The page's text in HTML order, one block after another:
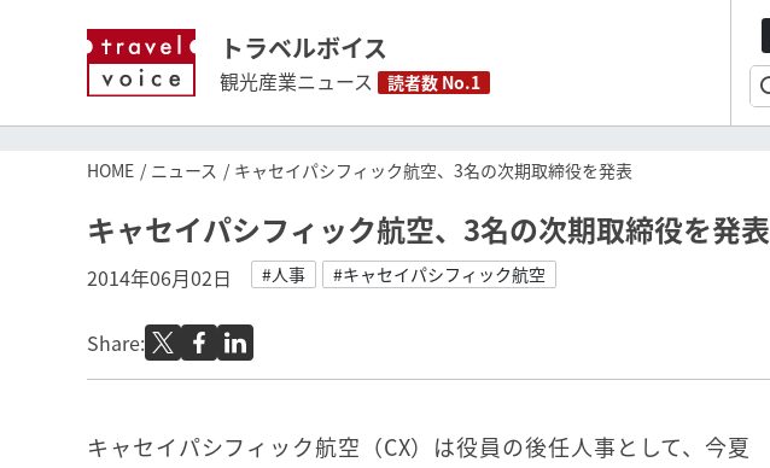
トラベルボイス
観光産業ニュース 読者数 No.1
HOME ニュース キャセイパシフィック航空、3名の次期取締役を発表
キャセイパシフィック航空、3名の次期取締役を発表
2014年06月02日 #人事 #キャセイパシフィック航空
Share:
キャセイパシフィック航空（CX）は役員の後任人事として、今夏